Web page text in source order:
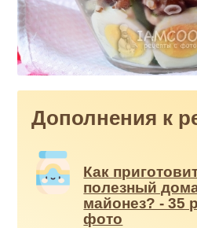
Дополнения к
Как
полезный
майонез? - 35
фото